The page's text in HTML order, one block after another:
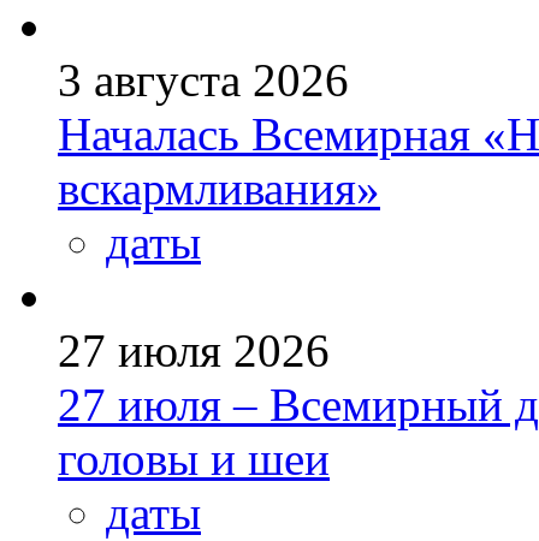
3 августа 2026
Началась Всемирная
вскармливания»
даты
27 июля 2026
27 июля – Всемирный
головы и шеи
даты